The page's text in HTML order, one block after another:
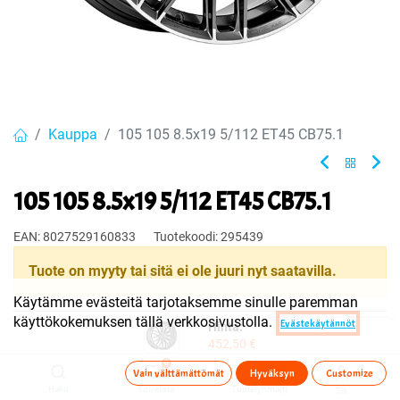
Hinta:
452,50 €
0
Toivelista Tuoteryhmä(t)
Kauppa 105 105 8.5x19 5/112 ET45 CB75.1
105 105 8.5x19 5/112 ET45 CB75.1
EAN:8027529160833 Tuotekoodi:295439
Tuote on myyty tai sitä ei ole juuri nyt saatavilla.
Käytämme evästeitä tarjotaksemme sinulle paremman
käyttökokemuksen tällä verkkosivustolla.
Evästekäytännöt
Vain välttämättömät Hyväksyn Customize